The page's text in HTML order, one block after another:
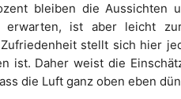
bleiben die Aussichten
erwarten, ist aber leicht
stellt sich hier
ist. Daher weist die
die Luft ganz oben eben